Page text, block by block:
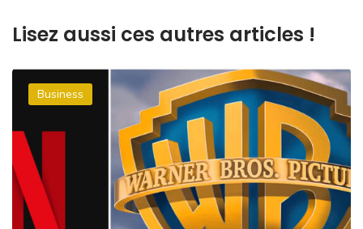
Lisez aussi ces autres articles !
Business